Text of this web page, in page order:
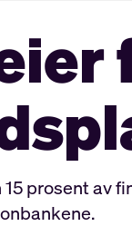
prosent av